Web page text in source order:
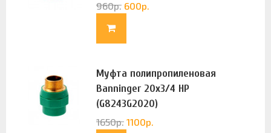
960р. 600р.
Муфта полипропиленовая
Banninger 20х3/4 НР
(G8243G2020)
1650р. 1100р.